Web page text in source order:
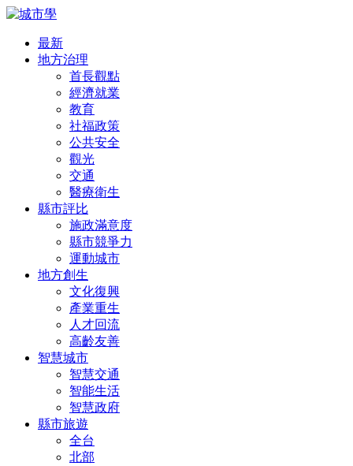
最新
地方治理
首長觀點
經濟就業
教育
社福政策
公共安全
觀光
交通
醫療衛生
縣市評比
施政滿意度
縣市競爭力
運動城市
地方創生
文化復興
產業重生
人才回流
高齡友善
智慧城市
智慧交通
智能生活
智慧政府
縣市旅遊
全台
北部